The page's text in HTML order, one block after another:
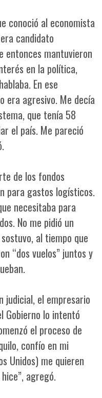
conoció al economista
candidato
entonces mantuvieron
en la política,
En ese
era agresivo. Me decía
que tenía 58
el país. Me pareció
de los fondos
para gastos logísticos.
necesitaba para
No me pidió un
al tiempo que
“dos vuelos” juntos y
judicial, el empresario
Gobierno lo intentó
el proceso de
confío en mi
Unidos) me quieren
agregó.